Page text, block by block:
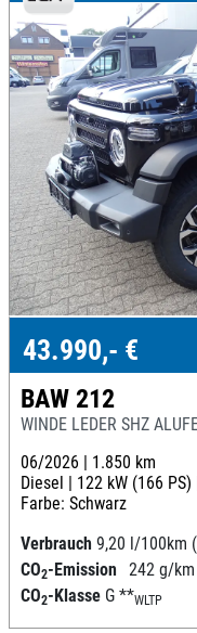
43.990,- €
BAW 212
WINDE LEDER SHZ
06/2026 | 1.850 km
Diesel | 122 kW (166 PS) |
Farbe: Schwarz
Verbrauch 9,20 l/100km
CO2-Emission 242 g/
CO2-Klasse G **WLTP